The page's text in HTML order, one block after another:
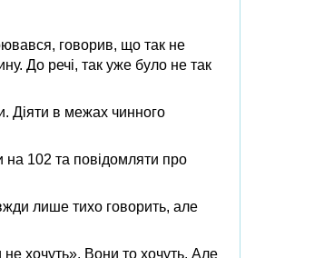
говорив, що так не
До речі, так уже було не так
Діяти в межах чинного
на 102 та повідомляти про
лише тихо говорить, але
хочуть». Вони то хочуть. Але